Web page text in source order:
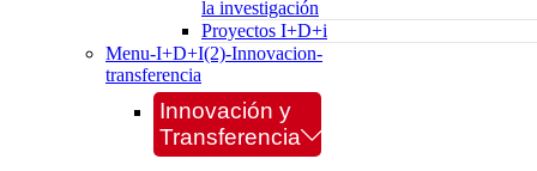
la investigación
Proyectos I+D+i
Menu-I+D+I(2)-Innovacion-
transferencia
Innovación y
Transferencia